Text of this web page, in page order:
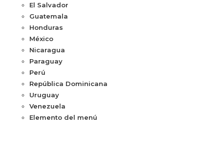
El Salvador
Guatemala
Honduras
México
Nicaragua
Paraguay
Perú
República Dominicana
Uruguay
Venezuela
Elemento del menú